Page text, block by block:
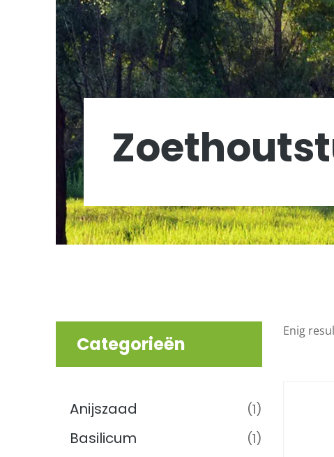
Categorieën
Thee & Kruiden (41)
Anijszaad (1)
Basilicum (1)
Enig